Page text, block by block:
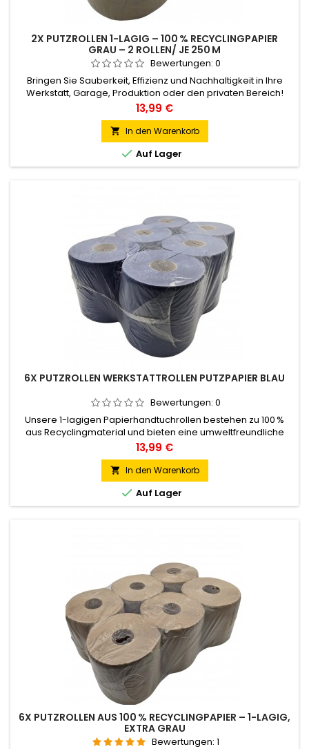
2X PUTZROLLEN 1-LAGIG – 100 % RECYCLINGPAPIER
GRAU – 2 ROLLEN/ JE 250 M
Bewertungen: 0
Bringen Sie Sauberkeit, Effizienz und Nachhaltigkeit in Ihre
Werkstatt, Garage, Produktion oder den privaten Bereich!
Unsere hochwertigen grauen Putzrollen bestehen aus 100 %
Recyclingpapier und sind die perfekte Lösung für alle
Anwendungen, bei denen schnelle, gründliche und
kosteneffiziente Reinigung gefragt ist – sei es bei Öl, Fett,
Schmutz oder Staub.
Preis
13,99 €
 In den Warenkorb
 Auf Lager
6X PUTZROLLEN WERKSTATTROLLEN PUTZPAPIER BLAU
Bewertungen: 0
Unsere 1-lagigen Papierhandtuchrollen bestehen zu 100 %
aus Recyclingmaterial und bieten eine umweltfreundliche
Lösung für Ihre Reinigungsbedürfnisse. Mit einer Länge von
120 Metern pro Rolle und praktischer Perforation ermöglichen
sie eine einfache Handhabung und effiziente Nutzung. Die
Rollen haben einen Durchmesser von 19 cm und einen
Kerndurchmesser...
Preis
13,99 €
 In den Warenkorb
 Auf Lager
6X PUTZROLLEN AUS 100 % RECYCLINGPAPIER – 1-LAGIG,
EXTRA GRAU
Bewertungen: 1